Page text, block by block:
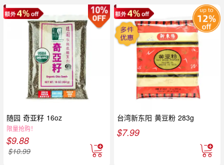
随园 奇亚籽 16oz
限量抢购！
$9.88
$10.99
台湾新东阳 黄豆粉 283g
$7.99